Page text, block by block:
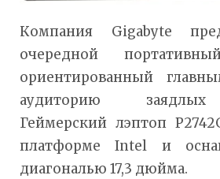
Компания Gigabyte
очередной
ориентированный
аудиторию заядлых
Геймерский лэптоп
платформе Intel и
диагональю 17,3 дюйма.